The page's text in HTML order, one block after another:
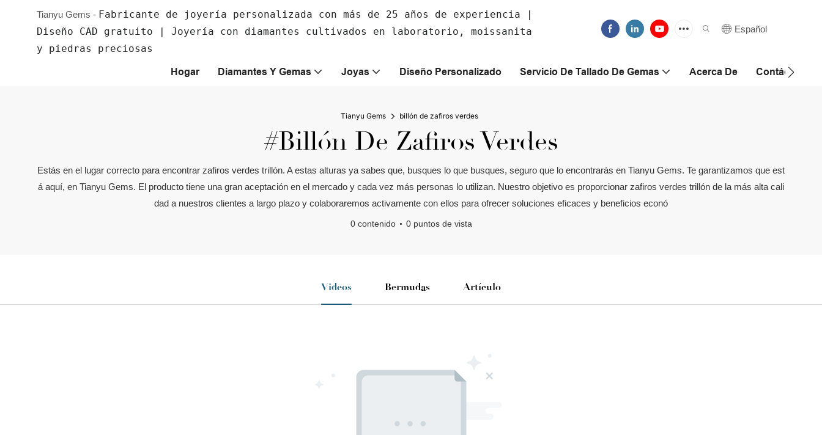
Tianyu Gems - Fabricante de joyería personalizada con más de 25 años de experiencia |
Diseño CAD gratuito | Joyería con diamantes cultivados en laboratorio, moissanita
y piedras preciosas
Español
Hogar Diamantes Y Gemas Joyas Diseño Personalizado Servicio De Tallado De Gemas Acerca De Contáctanos
Tianyu Gems billón de zafiros verdes
#billón De Zafiros Verdes
Estás en el lugar correcto para encontrar zafiros verdes trillón. A estas alturas ya sabes que, busques lo que busques, seguro que lo encontrarás en Tianyu Gems. Te garantizamos que est
á aquí, en Tianyu Gems. El producto tiene una gran aceptación en el mercado y cada vez más personas lo utilizan. Nuestro objetivo es proporcionar zafiros verdes trillón de la más alta cali
dad a nuestros clientes a largo plazo y colaboraremos activamente con ellos para ofrecer soluciones eficaces y beneficios econó
0 contenido 0 puntos de vista
Videos Bermudas Artículo